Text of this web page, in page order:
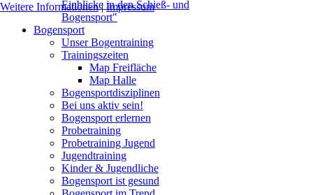
Einblicke in den Schieß- und
Bogensport"
Bogensport
Unser Bogentraining
Trainingszeiten
Map Freifläche
Map Halle
Bogensportdisziplinen
Bei uns aktiv sein!
Bogensport erlernen
Probetraining
Probetraining Jugend
Jugendtraining
Kinder & Jugendliche
Bogensport ist gesund
Weitere Informationen|Impressum